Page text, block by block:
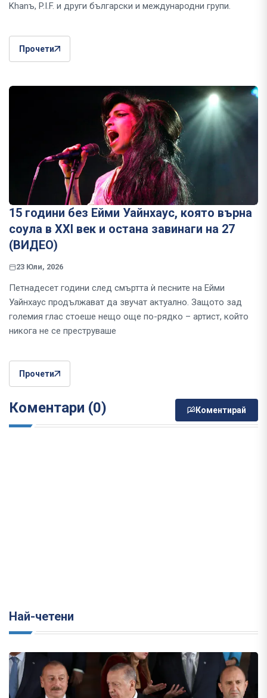
Khanъ, P.I.F. и други български и международни групи.
Прочети
15 години без Ейми Уайнхаус, която върна
соула в XXI век и остана завинаги на 27
(ВИДЕО)
23 Юли, 2026
Петнадесет години след смъртта ѝ песните на Ейми
Уайнхаус продължават да звучат актуално. Защото зад
големия глас стоеше нещо още по-рядко – артист, който
никога не се преструваше
Прочети
Коментари (0) Коментирай
Най-четени